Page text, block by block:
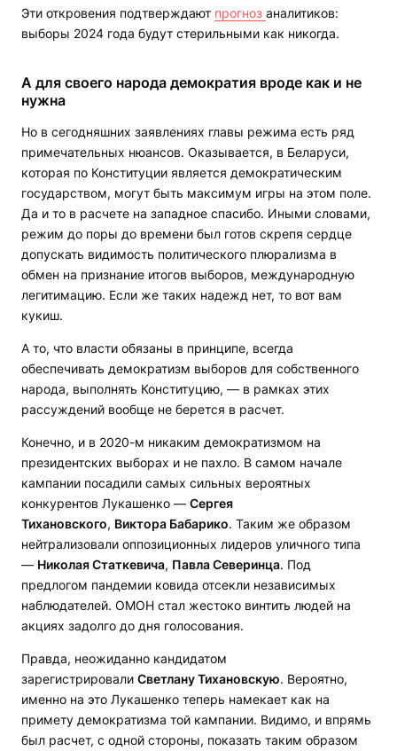
Эти откровения подтверждают прогноз аналитиков:
выборы 2024 года будут стерильными как никогда.
А для своего народа демократия вроде как и не
нужна
Но в сегодняшних заявлениях главы режима есть ряд
примечательных нюансов. Оказывается, в Беларуси,
которая по Конституции является демократическим
государством, могут быть максимум игры на этом поле.
Да и то в расчете на западное спасибо. Иными словами,
режим до поры до времени был готов скрепя сердце
допускать видимость политического плюрализма в
обмен на признание итогов выборов, международную
легитимацию. Если же таких надежд нет, то вот вам
кукиш.
А то, что власти обязаны в принципе, всегда
обеспечивать демократизм выборов для собственного
народа, выполнять Конституцию, — в рамках этих
рассуждений вообще не берется в расчет.
Конечно, и в 2020-м никаким демократизмом на
президентских выборах и не пахло. В самом начале
кампании посадили самых сильных вероятных
конкурентов Лукашенко — Сергея
Тихановского, Виктора Бабарико. Таким же образом
нейтрализовали оппозиционных лидеров уличного типа
— Николая Статкевича, Павла Северинца. Под
предлогом пандемии ковида отсекли независимых
наблюдателей. ОМОН стал жестоко винтить людей на
акциях задолго до дня голосования.
Правда, неожиданно кандидатом
зарегистрировали Светлану Тихановскую. Вероятно,
именно на это Лукашенко теперь намекает как на
примету демократизма той кампании. Видимо, и впрямь
был расчет, с одной стороны, показать таким образом